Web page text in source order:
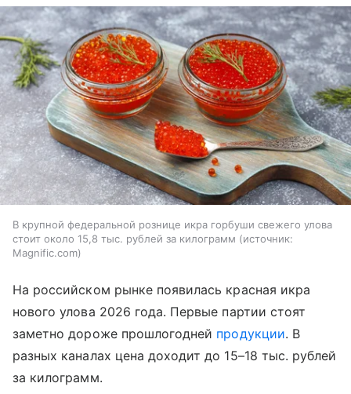
В крупной федеральной рознице икра горбуши свежего улова
стоит около 15,8 тыс. рублей за килограмм
источник:
Magnific.com
На российском рынке появилась красная икра
нового улова 2026 года. Первые партии стоят
заметно дороже прошлогодней продукции. В
разных каналах цена доходит до 15–18 тыс. рублей
за килограмм.